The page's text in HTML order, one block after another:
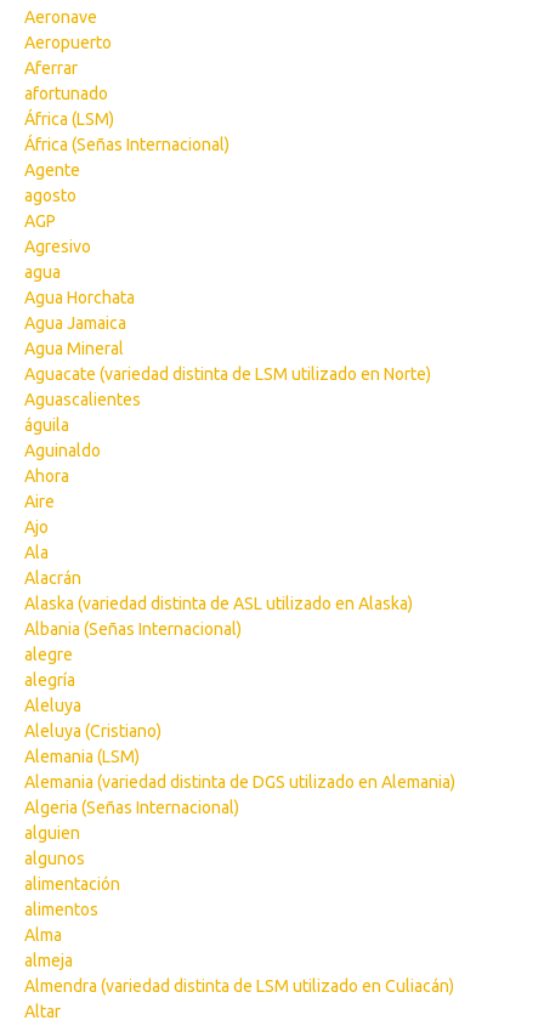
Aeronave
Aeropuerto
Aferrar
afortunado
África (LSM)
África (Señas Internacional)
Agente
agosto
AGP
Agresivo
agua
Agua Horchata
Agua Jamaica
Agua Mineral
Aguacate (variedad distinta de LSM utilizado en Norte)
Aguascalientes
águila
Aguinaldo
Ahora
Aire
Ajo
Ala
Alacrán
Alaska (variedad distinta de ASL utilizado en Alaska)
Albania (Señas Internacional)
alegre
alegría
Aleluya
Aleluya (Cristiano)
Alemania (LSM)
Alemania (variedad distinta de DGS utilizado en Alemania)
Algeria (Señas Internacional)
alguien
algunos
alimentación
alimentos
Alma
almeja
Almendra (variedad distinta de LSM utilizado en Culiacán)
Altar